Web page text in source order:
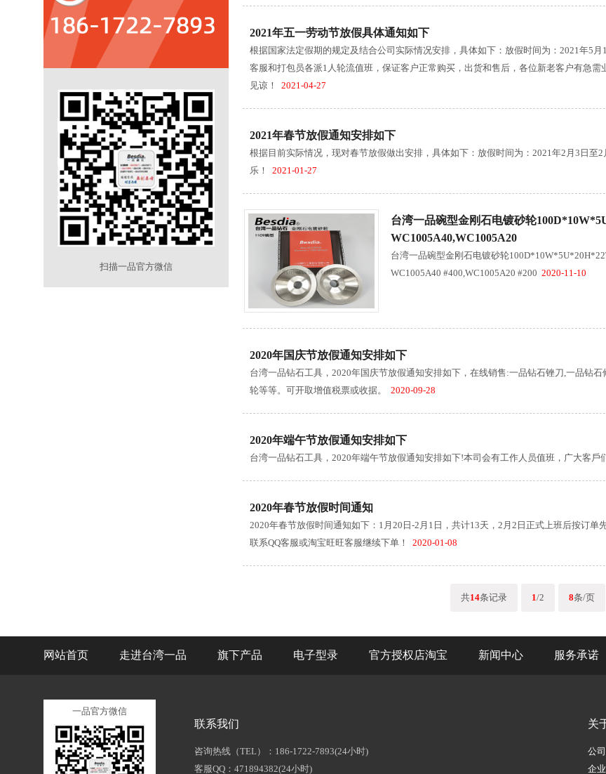
扫描一品官方微信
2021年五一劳动节放假具体通知如下
根据国家法定假期的规定及结合公司实际情况安排，具体如下：放假时间为：2021年5
客服和打包员各派1人轮流值班，保证客户正常购买，出货和售后，各位新老客户有急
见谅！
2021-04-27
2021年春节放假通知安排如下
根据目前实际情况，现对春节放假做出安排，具体如下：放假时间为：2021年2月3日至
乐！
2021-01-27
台湾一品碗型金刚石电镀砂轮
WC1005A40,WC1005A20
台湾一品碗型金刚石电镀砂轮
WC1005A40 #400,WC1005A20 #200 2020-11-10
2020年国庆节放假通知安排如下
台湾一品钻石工具，2020年国庆节放假通知安排如下，在线销售:一品钻石锉刀,一品钻
轮等等。可开取增值税票或收据。
2020-09-28
2020年端午节放假通知安排如下
台湾一品钻石工具，2020年端午节放假通知安排如下!本司会有工作人员值班，广大客戶
2020年春节放假时间通知
2020年春节放假时间通知如下：1月20日-2月1日，共计13天，2月2日正式上班后按订
联系QQ客服或淘宝旺旺客服继续下单！
2020-01-08
共14条记录 1/2 8条/页
网站首页 走进台湾一品 旗下产品 电子型录 官方授权店淘宝 新闻中心 服务承诺
一品官方微信
联系我们 关
咨询热线（TEL）：186-1722-7893(24小时)
客服QQ：471894382(24小时)
公
企